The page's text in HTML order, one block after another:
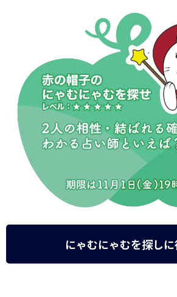
にゃむにゃむを探しに